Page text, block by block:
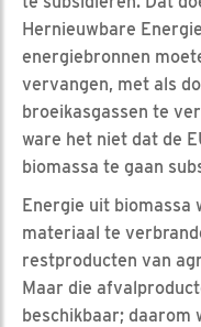
Hernieuwbare
energiebronnen
vervangen, met als
broeikasgassen te
ware het niet dat de
biomassa te gaan
Energie uit biomassa
materiaal te
restproducten van
Maar die
beschikbaar; daarom